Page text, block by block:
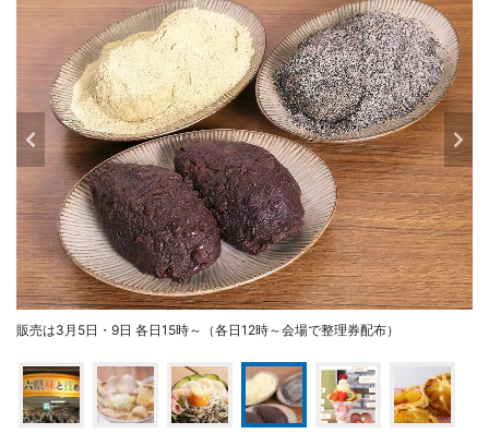
販売は3月5日・9日 各日15時～（各日12時～会場で整理券配布）